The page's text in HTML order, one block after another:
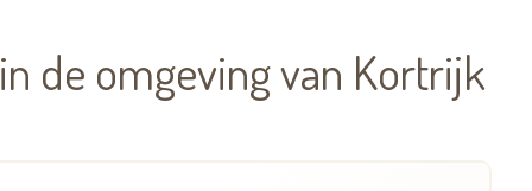
de omgeving van Kortrijk